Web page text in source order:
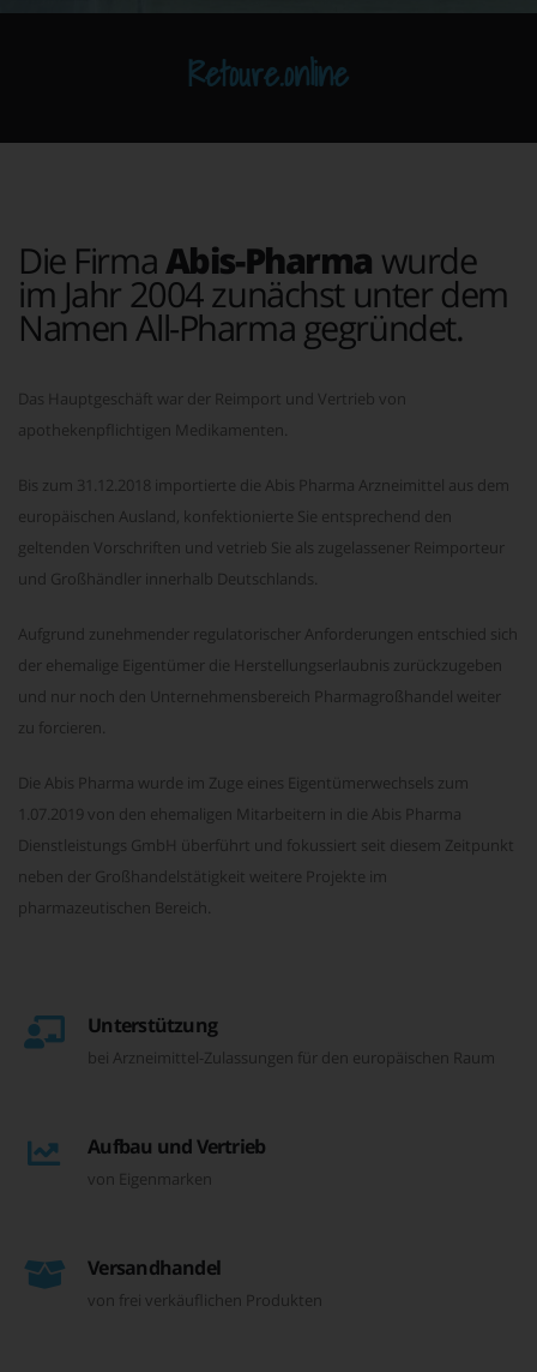
Retoure.online
Die Firma Abis-Pharma wurde
im Jahr 2004 zunächst unter dem
Namen All-Pharma gegründet.
Das Hauptgeschäft war der Reimport und Vertrieb von
apothekenpflichtigen Medikamenten.
Bis zum 31.12.2018 importierte die Abis Pharma Arzneimittel aus dem
europäischen Ausland, konfektionierte Sie entsprechend den
geltenden Vorschriften und vetrieb Sie als zugelassener Reimporteur
und Großhändler innerhalb Deutschlands.
Aufgrund zunehmender regulatorischer Anforderungen entschied sich
der ehemalige Eigentümer die Herstellungserlaubnis zurückzugeben
und nur noch den Unternehmensbereich Pharmagroßhandel weiter
zu forcieren.
Die Abis Pharma wurde im Zuge eines Eigentümerwechsels zum
1.07.2019 von den ehemaligen Mitarbeitern in die Abis Pharma
Dienstleistungs GmbH überführt und fokussiert seit diesem Zeitpunkt
neben der Großhandelstätigkeit weitere Projekte im
pharmazeutischen Bereich.
Unterstützung
bei Arzneimittel-Zulassungen für den europäischen Raum
Aufbau und Vertrieb
von Eigenmarken
Versandhandel
von frei verkäuflichen Produkten